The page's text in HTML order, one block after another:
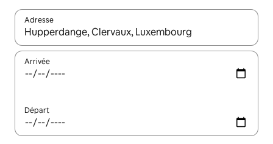
Adresse
Lorsque les résultats s'affichent, utilisez les flèches vers le
Arrivée
Départ